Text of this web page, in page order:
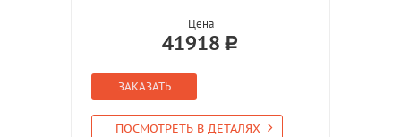
Цена
41918
ЗАКАЗАТЬ
ПОСМОТРЕТЬ В ДЕТАЛЯХ